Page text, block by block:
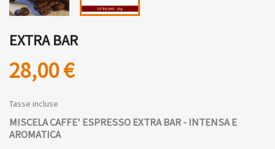
EXTRA BAR
28,00 €
Tasse incluse
MISCELA CAFFE' ESPRESSO EXTRA BAR -INTENSA E
AROMATICA